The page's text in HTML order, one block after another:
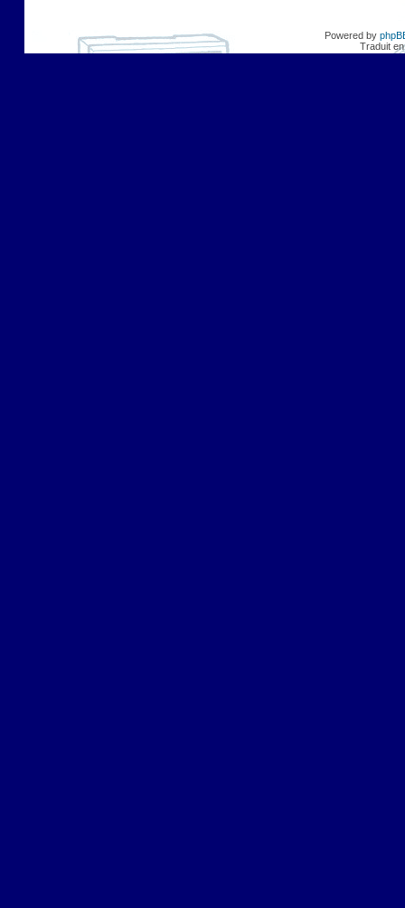
Powered by
Traduit